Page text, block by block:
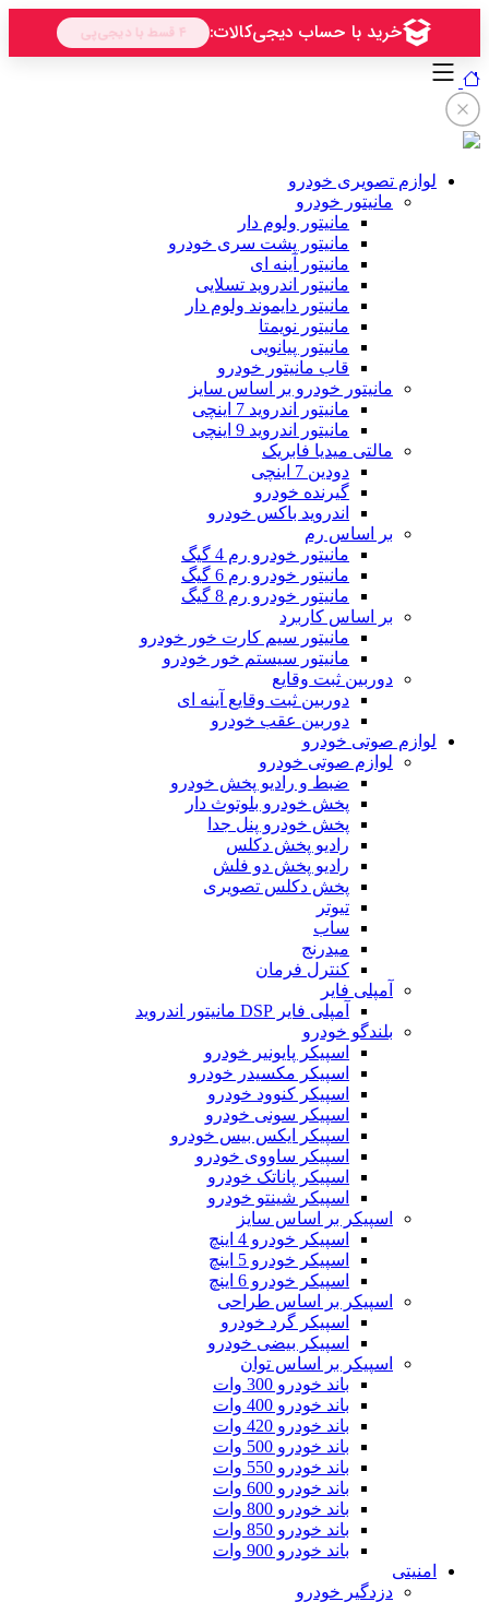
لوازم تصویری خودرو
مانیتور خودرو
مانیتور ولوم دار
مانیتور پشت سری خودرو
مانیتور آینه ای
مانیتور اندروید تسلایی
مانیتور دایموند ولوم دار
مانیتور نویمتا
مانیتور پیانویی
قاب مانیتور خودرو
مانیتور خودرو بر اساس سایز
مانیتور اندروید 7 اینچی
مانیتور اندروید 9 اینچی
مالتی میدیا فابریک
دودین 7 اینچی
گیرنده خودرو
اندروید باکس خودرو
بر اساس رم
مانیتور خودرو رم 4 گیگ
مانیتور خودرو رم 6 گیگ
مانیتور خودرو رم 8 گیگ
بر اساس کاربرد
مانیتور سیم کارت خور خودرو
مانیتور سیستم خور خودرو
دوربین ثبت وقایع
دوربین ثبت وقایع آینه ای
دوربین عقب خودرو
لوازم صوتی خودرو
لوازم صوتی خودرو
ضبط و رادیو پخش خودرو
پخش خودرو بلوتوث دار
پخش خودرو پنل جدا
رادیو پخش دکلس
رادیو پخش دو فلش
پخش دکلس تصویری
تیوتر
ساب
میدرنج
کنترل فرمان
آمپلی فایر
آمپلی فایر DSP مانیتور اندروید
بلندگو خودرو
اسپیکر پایونیر خودرو
اسپیکر مکسیدر خودرو
اسپیکر کنوود خودرو
اسپیکر سونی خودرو
اسپیکر ایکس بیس خودرو
اسپیکر ساووی خودرو
اسپیکر پاناتک خودرو
اسپیکر شینتو خودرو
اسپیکر بر اساس سایز
اسپیکر خودرو 4 اینچ
اسپیکر خودرو 5 اینچ
اسپیکر خودرو 6 اینچ
اسپیکر بر اساس طراحی
اسپیکر گرد خودرو
اسپیکر بیضی خودرو
اسپیکر بر اساس توان
باند خودرو 300 وات
باند خودرو 400 وات
باند خودرو 420 وات
باند خودرو 500 وات
باند خودرو 550 وات
باند خودرو 600 وات
باند خودرو 800 وات
باند خودرو 850 وات
باند خودرو 900 وات
امنیتی
دزدگیر خودرو